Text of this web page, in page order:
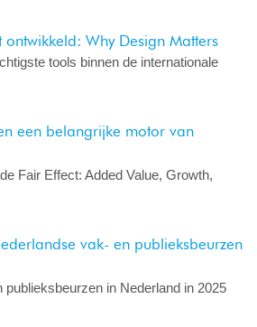
Why Design Matters
tools binnen de internationale
een belangrijke motor van
Fair Effect: Added Value, Growth,
vak- en publieksbeurzen
in Nederland in 2025